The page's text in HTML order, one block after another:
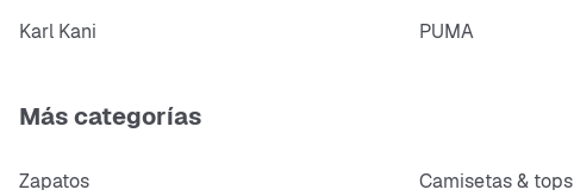
Karl Kani
PUMA
Más categorías
Zapatos Camisetas & tops